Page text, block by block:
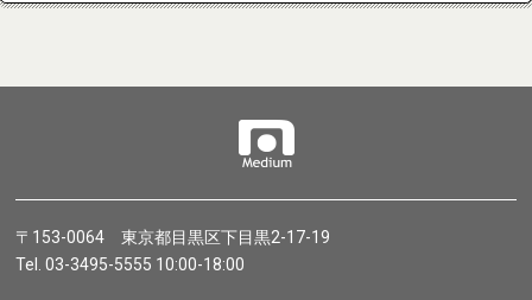
〒153-0064 東京都目黒区下目黒2-17-19
Tel. 03-3495-5555 10:00-18:00